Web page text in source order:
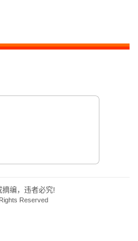
摘编，违者必究!
Reserved